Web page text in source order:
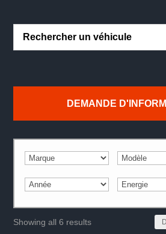
DEMANDE
Showing all 6 results